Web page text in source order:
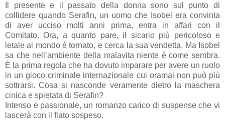
Il presente e il passato della donna sono sul punto di
collidere quando Serafin, un uomo che Isobel era convinta
di aver ucciso molti anni prima, entra in affari con il
Comitato. Ora, a quanto pare, il sicario più pericoloso e
letale al mondo è tornato, e cerca la sua vendetta. Ma Isobel
sa che nell’ambiente della malavita niente è come sembra.
È la prima regola che ha dovuto imparare per avere un ruolo
in un gioco criminale internazionale cui oramai non può più
sottrarsi. Cosa si nasconde veramente dietro la maschera
cinica e spietata di Serafin?
Intenso e passionale, un romanzo carico di suspense che vi
lascerà con il fiato sospeso.